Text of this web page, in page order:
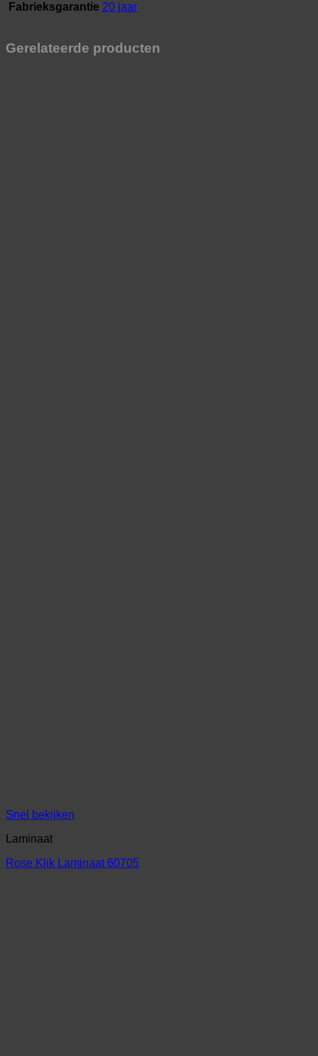
Fabrieksgarantie 20 jaar
Gerelateerde producten
Snel bekijken
Laminaat
Rose Klik Laminaat 60705